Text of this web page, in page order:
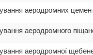
аеродромних
аеродромного
аеродромної